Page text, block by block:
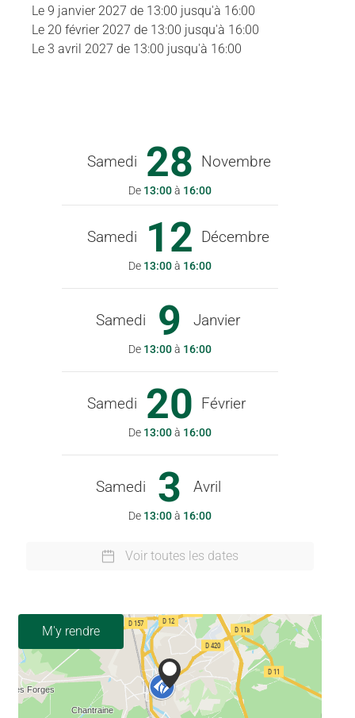
Le 9 janvier 2027 de 13:00 jusqu'à 16:00
Le 20 février 2027 de 13:00 jusqu'à 16:00
Le 3 avril 2027 de 13:00 jusqu'à 16:00
Samedi 28 Novembre
De 13:00à 16:00
Samedi 12 Décembre
De 13:00à 16:00
Samedi 9 Janvier
De 13:00à 16:00
Samedi 20 Février
De 13:00à 16:00
Samedi 3 Avril
De 13:00à 16:00
Voir toutes les dates
M'y rendre